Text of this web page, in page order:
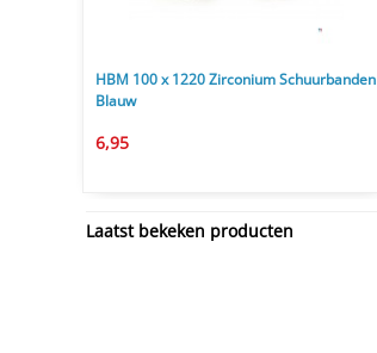
HBM 100 x 1220 Zirconium Schuurbanden
Blauw
6,95
Laatst bekeken producten